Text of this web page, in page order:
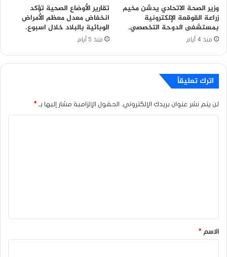
وزير الصحة الاتحادي يدشن مخيم
زراعة القوقعة الإلكترونية
بمستشفى الدوحة التخصصي.
منذ 4 أيام
تقارير الأوضاع الصحية تؤكد
انخفاض معدل معظم الأمراض
الوبائية بالبلاد خلال اسبوع.
منذ 5 أيام
اترك تعليقاً
لن يتم نشر عنوان بريدك الإلكتروني. الحقول الإلزامية مشار إليها بـ *
*
الاسم *